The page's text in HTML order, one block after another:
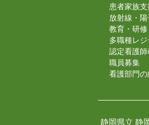
患者家族
放射線・
教育・研修
多職種レ
認定看護
職員募集
看護部門の
静岡県立 静